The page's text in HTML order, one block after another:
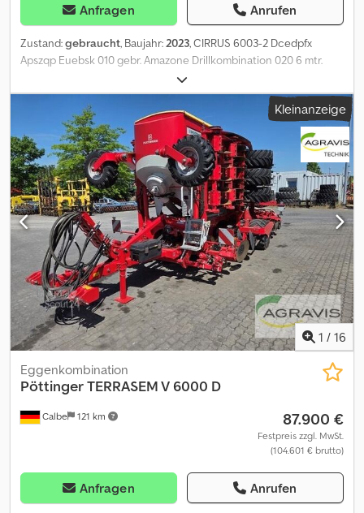
Anfragen Anrufen
Zustand:gebraucht, Baujahr: 2023, CIRRUS 6003-2 Dcedpfx
Apszqp Euebsk 010 gebr. Amazone Drillkombination 020 6 mtr.
Arbeitsbreite 030 Frontpacker durchgehend 040 ISOBUS ohne
Terminal
Kleinanzeige
1 / 16
Calbe 121 km
Eggenkombination
PöttingerTERRASEM V 6000 D
87.900 €
Festpreis zzgl. MwSt.
(104.601 € brutto)
Anfragen Anrufen